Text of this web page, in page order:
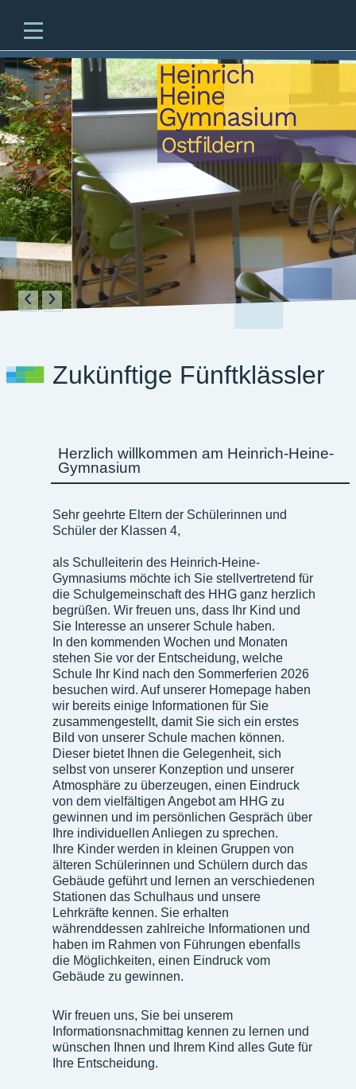
Home
Unsere Schule
Unterricht & Angebote
Zukünftige Fünftklässler
offene Ganztagesschule
Beratung
Schulleben
Service
‹ ›
Zukünftige Fünftklässler
Herzlich willkommen am Heinrich-Heine-
Gymnasium
Sehr geehrte Eltern der Schülerinnen und
Schüler der Klassen 4,
als Schulleiterin des Heinrich-Heine-
Gymnasiums möchte ich Sie stellvertretend für
die Schulgemeinschaft des HHG ganz herzlich
begrüßen. Wir freuen uns, dass Ihr Kind und
Sie Interesse an unserer Schule haben.
In den kommenden Wochen und Monaten
stehen Sie vor der Entscheidung, welche
Schule Ihr Kind nach den Sommerferien 2026
besuchen wird. Auf unserer Homepage haben
wir bereits einige Informationen für Sie
zusammengestellt, damit Sie sich ein erstes
Bild von unserer Schule machen können.
Dieser bietet Ihnen die Gelegenheit, sich
selbst von unserer Konzeption und unserer
Atmosphäre zu überzeugen, einen Eindruck
von dem vielfältigen Angebot am HHG zu
gewinnen und im persönlichen Gespräch über
Ihre individuellen Anliegen zu sprechen.
Ihre Kinder werden in kleinen Gruppen von
älteren Schülerinnen und Schülern durch das
Gebäude geführt und lernen an verschiedenen
Stationen das Schulhaus und unsere
Lehrkräfte kennen. Sie erhalten
währenddessen zahlreiche Informationen und
haben im Rahmen von Führungen ebenfalls
die Möglichkeiten, einen Eindruck vom
Gebäude zu gewinnen.
Wir freuen uns, Sie bei unserem
Informationsnachmittag kennen zu lernen und
wünschen Ihnen und Ihrem Kind alles Gute für
Ihre Entscheidung.